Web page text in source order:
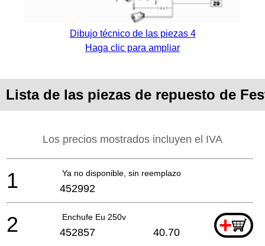
Dibujo técnico de las piezas 4
Haga clic para ampliar
Lista de las piezas de repuesto de
Los precios mostrados incluyen el IVA
Ya no disponible, sin reemplazo
1 452992
Enchufe Eu 250v +
2 452857 40.70